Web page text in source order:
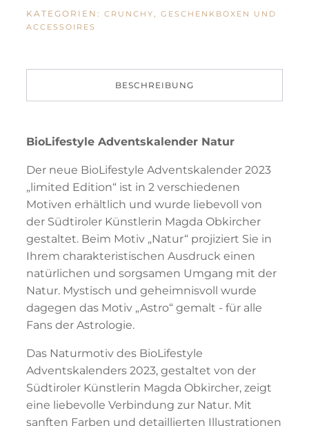
KATEGORIEN:CRUNCHY,GESCHENKBOXEN UND
ACCESSOIRES
BESCHREIBUNG
BioLifestyle Adventskalender Natur
Der neue BioLifestyle Adventskalender 2023
„limited Edition“ ist in 2 verschiedenen
Motiven erhältlich und wurde liebevoll von
der Südtiroler Künstlerin Magda Obkircher
gestaltet. Beim Motiv „Natur“ projiziert Sie in
Ihrem charakteristischen Ausdruck einen
natürlichen und sorgsamen Umgang mit der
Natur. Mystisch und geheimnisvoll wurde
dagegen das Motiv „Astro“ gemalt - für alle
Fans der Astrologie.
Das Naturmotiv des BioLifestyle
Adventskalenders 2023, gestaltet von der
Südtiroler Künstlerin Magda Obkircher, zeigt
eine liebevolle Verbindung zur Natur. Mit
sanften Farben und detaillierten Illustrationen